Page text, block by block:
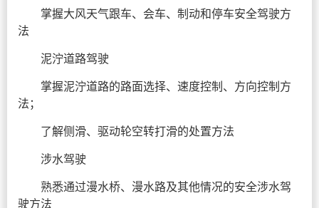
掌握大风天气跟车、会车、制动和停车安全驾驶方
法
泥泞道路驾驶
掌握泥泞道路的路面选择、速度控制、方向控制方
法；
了解侧滑、驱动轮空转打滑的处置方法
涉水驾驶
熟悉通过漫水桥、漫水路及其他情况的安全涉水驾
驶方法